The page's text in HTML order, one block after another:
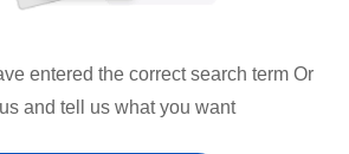
entered the correct search term Or
and tell us what you want